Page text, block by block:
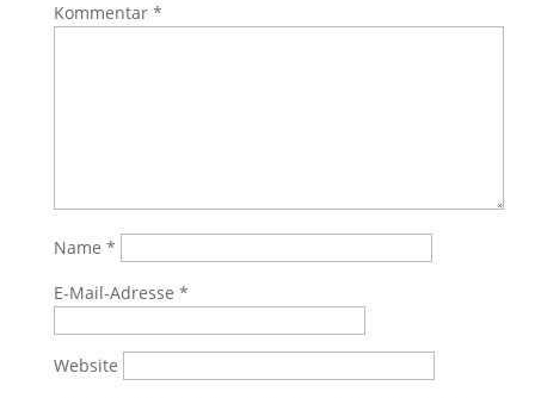
Kommentar *
Name *
E-Mail-Adresse *
Website